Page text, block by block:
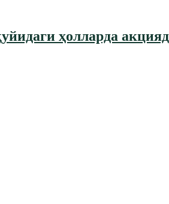
ҳолларда